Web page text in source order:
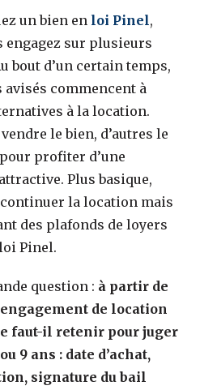
un bien en loi Pinel,
engagez sur plusieurs
bout d’un certain temps,
commencent à
à la location.
le bien, d’autres le
profiter d’une
Plus basique,
la location mais
des plafonds de loyers
Pinel.
question : à partir de
de location
faut-il retenir pour juger
9 ans : date d’achat,
signature du bail